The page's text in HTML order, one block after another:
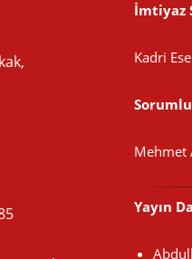
İmtiyaz
Kadri
Mehmet
Yayın